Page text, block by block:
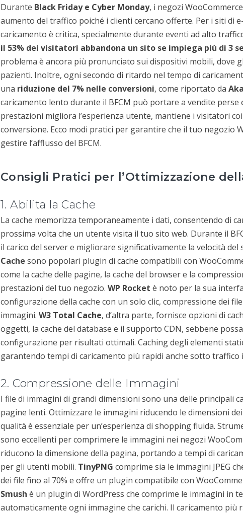
Durante Black Friday e Cyber Monday, i negozi
aumento del traffico poiché i clienti cercano offerte. Per i siti di
caricamento è critica, specialmente durante eventi ad alto
il 53% dei visitatori abbandona un sito se impiega più di 3
problema è ancora più pronunciato sui dispositivi mobili, dove
pazienti. Inoltre, ogni secondo di ritardo nel tempo di
una riduzione del 7% nelle conversioni, come riportato da
caricamento lento durante il BFCM può portare a vendite
prestazioni migliora l’esperienza utente, mantiene i visitatori
conversione. Ecco modi pratici per garantire che il tuo negozio
gestire l’afflusso del BFCM.
Consigli Pratici per l’Ottimizzazione
1. Abilita la Cache
La cache memorizza temporaneamente i dati, consentendo di
prossima volta che un utente visita il tuo sito web. Durante il
il carico del server e migliorare significativamente la velocità del
Cache sono popolari plugin di cache compatibili con
come la cache delle pagine, la cache del browser e la
prestazioni del tuo negozio. WP Rocket è noto per la sua
configurazione della cache con un solo clic, compressione dei
immagini. W3 Total Cache, d’altra parte, fornisce opzioni di
oggetti, la cache del database e il supporto CDN, sebbene
configurazione per risultati ottimali. Caching degli elementi
garantendo tempi di caricamento più rapidi anche sotto traffico
2. Compressione delle Immagini
I file di immagini di grandi dimensioni sono una delle principali
pagine lenti. Ottimizzare le immagini riducendo le dimensioni
qualità è essenziale per un’esperienza di shopping fluida.
sono eccellenti per comprimere le immagini nei negozi
riducono la dimensione della pagina, portando a tempi di
per gli utenti mobili. TinyPNG comprime sia le immagini JPEG
dei file fino al 70% e offre un plugin compatibile con
Smush è un plugin di WordPress che comprime le immagini in
automaticamente ogni immagine che carichi. Il caricamento più